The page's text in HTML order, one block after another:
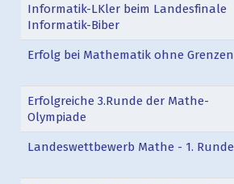
Informatik-LKler beim Landesfinale
Informatik-Biber
Erfolg bei Mathematik ohne Grenzen
Erfolgreiche 3.Runde der Mathe-
Olympiade
Landeswettbewerb Mathe - 1. Runde